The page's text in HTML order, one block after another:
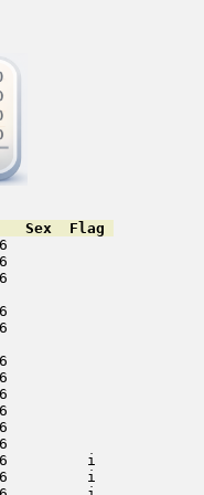
Sex  Flag
1929.09.16
1929.09.16
1929.09.16
6
1929.09.16
0    0
1929.09.16
1929.09.16
1929.09.16
i
i